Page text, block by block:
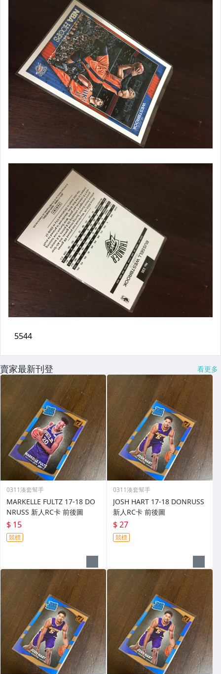
賣家最新刊登 看更多
0311湊套幫手
MARKELLE FULTZ 17-18 DO
NRUSS 新人RC卡 前後圖
$ 15
競標
0311湊套幫手
JOSH HART 17-18 DONRUSS
新人RC卡 前後圖
$ 27
競標